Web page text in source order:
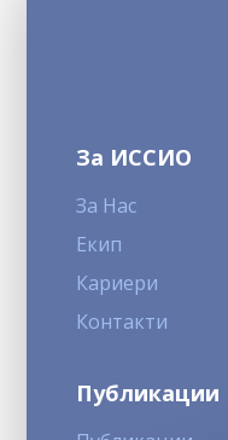
За ИССИО
За Нас
Екип
Кариери
Контакти
Публикации